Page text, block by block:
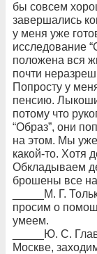
бы совсем
завершались
у меня уже
исследование
положена вся
почти
Попросту у
пенсию.
потому что
“Образ”, они
на этом. Мы
какой-то. Хотя
Обкладываем
брошены все
_____М. Г.
просим о
умеем.
_____Ю. С.
Москве,